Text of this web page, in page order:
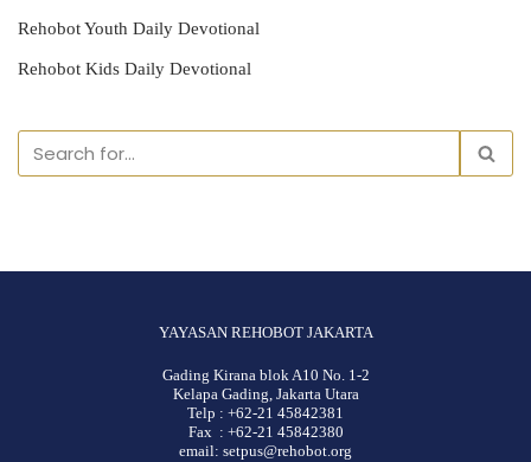
Rehobot Youth Daily Devotional
Rehobot Kids Daily Devotional
YAYASAN REHOBOT JAKARTA
Gading Kirana blok A10 No. 1-2
Kelapa Gading, Jakarta Utara
Telp : +62-21 45842381
Fax : +62-21 45842380
email: setpus@rehobot.org